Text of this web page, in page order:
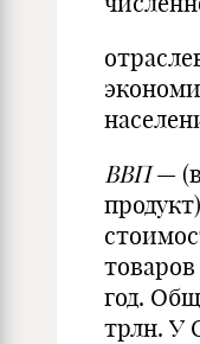
ВВП—
товаров
год.
трлн. У